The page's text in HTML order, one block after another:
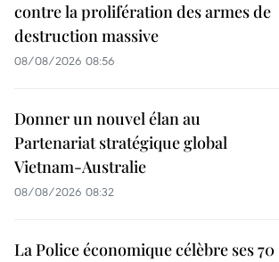
contre la prolifération des armes de
destruction massive
08/08/2026 08:56
Donner un nouvel élan au
Partenariat stratégique global
Vietnam-Australie
08/08/2026 08:32
La Police économique célèbre ses 70